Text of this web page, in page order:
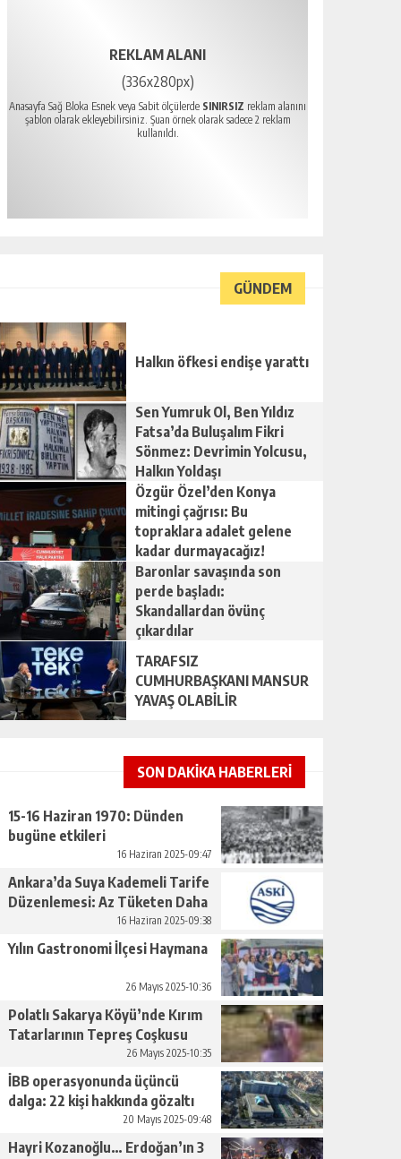
REKLAM ALANI
(336x280px)
Anasayfa Sağ Bloka Esnek veya Sabit ölçülerde SINIRSIZ reklam alanını
şablon olarak ekleyebilirsiniz. Şuan örnek olarak sadece 2 reklam
kullanıldı.
GÜNDEM
Halkın öfkesi endişe yarattı
Sen Yumruk Ol, Ben Yıldız
Fatsa’da Buluşalım Fikri
Sönmez: Devrimin Yolcusu,
Halkın Yoldaşı
Özgür Özel’den Konya
mitingi çağrısı: Bu
topraklara adalet gelene
kadar durmayacağız!
Baronlar savaşında son
perde başladı:
Skandallardan övünç
çıkardılar
TARAFSIZ
CUMHURBAŞKANI MANSUR
YAVAŞ OLABİLİR
SON DAKİKA HABERLERİ
15-16 Haziran 1970: Dünden
bugüne etkileri
16 Haziran 2025-09:47
Ankara’da Suya Kademeli Tarife
Düzenlemesi: Az Tüketen Daha
16 Haziran 2025-09:38
Yılın Gastronomi İlçesi Haymana
26 Mayıs 2025-10:36
Polatlı Sakarya Köyü’nde Kırım
Tatarlarının Tepreş Coşkusu
26 Mayıs 2025-10:35
İBB operasyonunda üçüncü
dalga: 22 kişi hakkında gözaltı
20 Mayıs 2025-09:48
Hayri Kozanoğlu… Erdoğan’ın 3